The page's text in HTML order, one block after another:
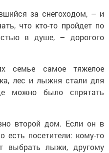
за снегоходом, – и
что кто-то пройдет по
в душе, – дорогого
семье самое тяжелое
лес и лыжня стали для
можно было спрятать
второй дом. Если он в
есть посетители: кому-то
выбрать лыжи, другому